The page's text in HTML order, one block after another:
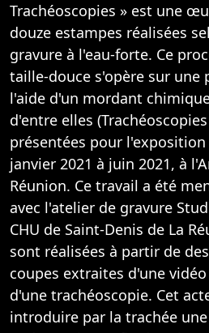
Trachéoscopies » est une
douze estampes réalisées
gravure à l'eau-forte. Ce
taille-douce s'opère sur une
l'aide d'un mordant
d'entre elles
présentées pour l'exposition
janvier 2021 à juin 2021, à
Réunion. Ce travail a été
avec l'atelier de gravure
CHU de Saint-Denis de La
sont réalisées à partir de
coupes extraites d'une
d'une trachéoscopie. Cet
introduire par la trachée